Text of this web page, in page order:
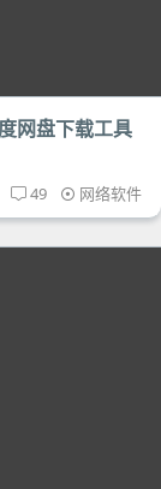
网盘下载工具
49 网络软件